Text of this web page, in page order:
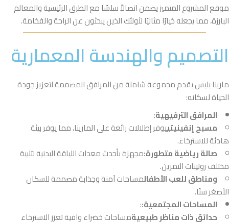
موقع المشروع المتميز يضمن اتصالاً سلسًا مع الطرق الرئيسية والمعالم
البارزة، مما يجعله خيارًا مثاليًا لأولئك الذين يبحثون عن الراحة والفخامة.
التصميم والهندسة المعمارية
مارينا بليس يقدم مجموعة شاملة من المرافق المصممة لتعزيز جودة
الحياة لسكانه:
المرافق الترفيهية:
مسبح إنفينيتييوفر إطلالات رائعة على المارينا، مما يوفر بيئة
هادئة للاسترخاء.
صالة رياضية متطورة:مجهزة بأحدث معدات اللياقة البدنية لتلبية
مختلف روتينات التمرين.
ومناطق للعب الأطفالمساحات آمنة وجذابة مصممة للسكان
الأصغر سنًا.
المساحات المجتمعية::
حدائق ذات مناظر طبيعيةمساحات خضراء وافية تعزز الاسترخاء